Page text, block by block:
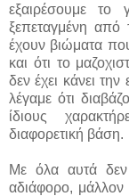
εξαιρέσουμε
ξεπεταγμένη από
έχουν βιώματα
και ότι το
δεν έχει κάνει
λέγαμε ότι
ίδιους
διαφορετική βάση.
Με όλα αυτά δεν
αδιάφορο, μάλλον